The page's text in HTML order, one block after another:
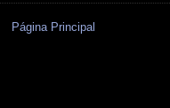
Página Principal